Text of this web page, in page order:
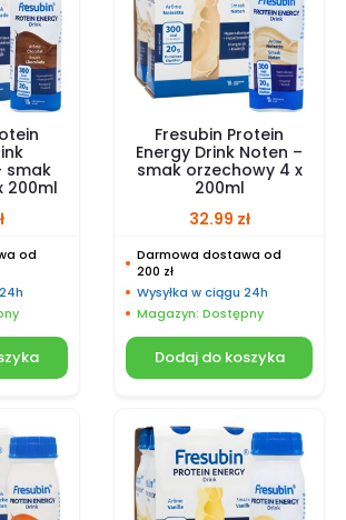
smak
200ml
od
Fresubin Protein
Energy Drink Noten –
smak orzechowy 4 x
200ml
32.99 zł
Darmowa dostawa od
200 zł
Wysyłka w ciągu 24h
Magazyn: Dostępny
Dodaj do koszyka